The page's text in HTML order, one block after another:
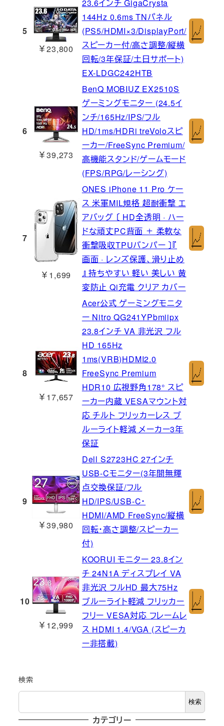
5
￥23,800
23.6インチ GigaCrysta
144Hz 0.6ms TNパネル
(PS5/HDMI×3/DisplayPort/
スピーカー付/高さ調整/縦横
回転/3年保証/土日サポート)
EX-LDGC242HTB
6
￥39,273
BenQ MOBIUZ EX2510S
ゲーミングモニター (24.5イ
ンチ/165Hz/IPS/フル
HD/1ms/HDRi treVoloスピ
ーカー/FreeSync Premium/
高機能スタンド/ゲームモード
(FPS/RPG/レーシング)
7
￥1,699
ONES iPhone 11 Pro ケー
ス 米軍MIL規格 超耐衝撃 エ
アバッグ 〔 HD全透明 · ハー
ドな頑丈PC背面 ＋ 柔軟な
衝撃吸収TPUバンパー 〕『
画面 · レンズ保護、滑り止め
』 持ちやすい 軽い 美しい 黄
変防止 Qi充電 クリア カバー
8
￥17,657
Acer公式 ゲーミングモニタ
ー Nitro QG241YPbmiipx
23.8インチ VA 非光沢 フル
HD 165Hz
1ms(VRB)HDMI2.0
FreeSync Premium
HDR10 広視野角178° スピ
ーカー内蔵 VESAマウント対
応 チルト フリッカーレス ブ
ルーライト軽減 メーカー3年
保証
9
￥39,980
Dell S2723HC 27インチ
USB-Cモニター(3年間無輝
点交換保証/フル
HD/IPS/USB-C・
HDMI/AMD FreeSync/縦横
回転・高さ調整/スピーカー
付)
10
￥12,999
KOORUI モニター 23.8イン
チ 24N1A ディスプレイ VA
非光沢 フルHD 最大75Hz
ブルーライト軽減 フリッカー
フリー VESA対応 フレームレ
ス HDMI 1.4/VGA (スピーカ
ー非搭載)
検索
検索
カテゴリー